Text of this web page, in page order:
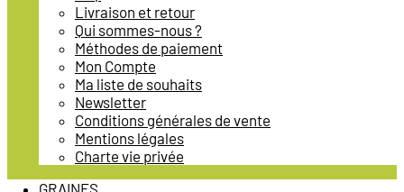
Livraison et retour
Qui sommes-nous ?
Méthodes de paiement
Mon Compte
Ma liste de souhaits
Newsletter
Conditions générales de vente
Mentions légales
Charte vie privée